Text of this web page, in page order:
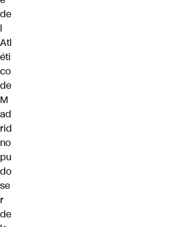
de
l
Atl
éti
co
de
M
ad
rid
no
pu
do
se
r
de